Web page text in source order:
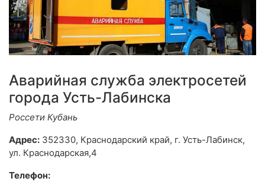
Аварийная служба электросетей
города Усть-Лабинска
Россети Кубань
Адрес: 352330, Краснодарский край, г. Усть-Лабинск,
ул. Краснодарская,4
Телефон: